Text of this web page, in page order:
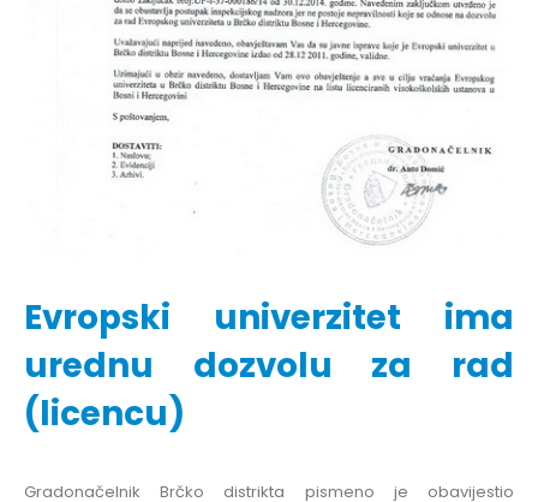
Evropski univerzitet ima
urednu dozvolu za rad
(licencu)
Gradonačelnik Brčko distrikta pismeno je obavijestio